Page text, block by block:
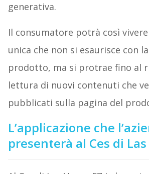
generativa.
Il consumatore potrà così vivere
unica che non si esaurisce con
prodotto, ma si protrae fino al
lettura di nuovi contenuti che
pubblicati sulla pagina del
L’applicazione che
presenterà al Ces di Las